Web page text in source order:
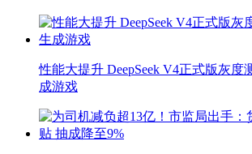
性能大提升 DeepSeek V4正式版灰度
成游戏